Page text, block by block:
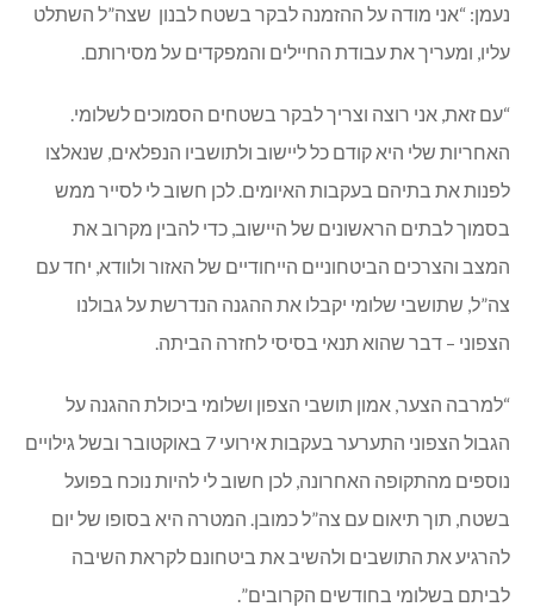
נעמן: “אני מודה על ההזמנה לבקר בשטח לבנון שצה”ל השתלט
עליו, ומעריך את עבודת החיילים והמפקדים על מסירותם.
“עם זאת, אני רוצה וצריך לבקר בשטחים הסמוכים לשלומי.
האחריות שלי היא קודם כל ליישוב ולתושביו הנפלאים, שנאלצו
לפנות את בתיהם בעקבות האיומים. לכן חשוב לי לסייר ממש
בסמוך לבתים הראשונים של היישוב, כדי להבין מקרוב את
המצב והצרכים הביטחוניים הייחודיים של האזור ולוודא, יחד עם
צה”ל, שתושבי שלומי יקבלו את ההגנה הנדרשת על גבולנו
הצפוני – דבר שהוא תנאי בסיסי לחזרה הביתה.
“למרבה הצער, אמון תושבי הצפון ושלומי ביכולת ההגנה על
הגבול הצפוני התערער בעקבות אירועי 7 באוקטובר ובשל גילויים
נוספים מהתקופה האחרונה, לכן חשוב לי להיות נוכח בפועל
בשטח, תוך תיאום עם צה”ל כמובן. המטרה היא בסופו של יום
להרגיע את התושבים ולהשיב את ביטחונם לקראת השיבה
לביתם בשלומי בחודשים הקרובים”.